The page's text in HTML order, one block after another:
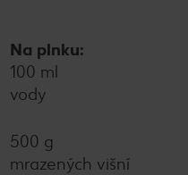
Na plnku:
100 ml
vody
500 g
mrazených višní